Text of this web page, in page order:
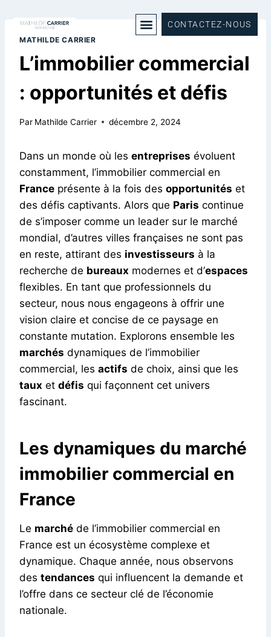
CONTACTEZ-NOUS
MATHILDE CARRIER
L’immobilier commercial
: opportunités et défis
Par Mathilde Carrier décembre 2, 2024
Dans un monde où les entreprises évoluent
constamment, l’immobilier commercial en
France présente à la fois des opportunités et
des défis captivants. Alors que Paris continue
de s’imposer comme un leader sur le marché
mondial, d’autres villes françaises ne sont pas
en reste, attirant des investisseurs à la
recherche de bureaux modernes et d’espaces
flexibles. En tant que professionnels du
secteur, nous nous engageons à offrir une
vision claire et concise de ce paysage en
constante mutation. Explorons ensemble les
marchés dynamiques de l’immobilier
commercial, les actifs de choix, ainsi que les
taux et défis qui façonnent cet univers
fascinant.
Les dynamiques du marché
immobilier commercial en
France
Le marché de l’immobilier commercial en
France est un écosystème complexe et
dynamique. Chaque année, nous observons
des tendances qui influencent la demande et
l’offre dans ce secteur clé de l’économie
nationale.